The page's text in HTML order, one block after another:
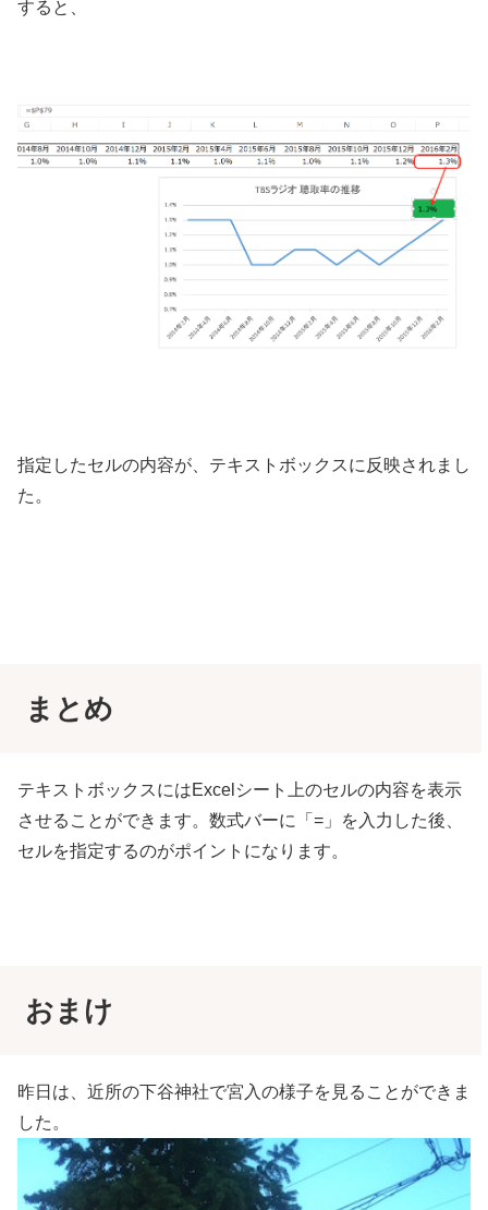
すると、
指定したセルの内容が、テキストボックスに反映されまし
た。
まとめ
テキストボックスにはExcelシート上のセルの内容を表示
させることができます。数式バーに「=」を入力した後、
セルを指定するのがポイントになります。
おまけ
昨日は、近所の下谷神社で宮入の様子を見ることができま
した。